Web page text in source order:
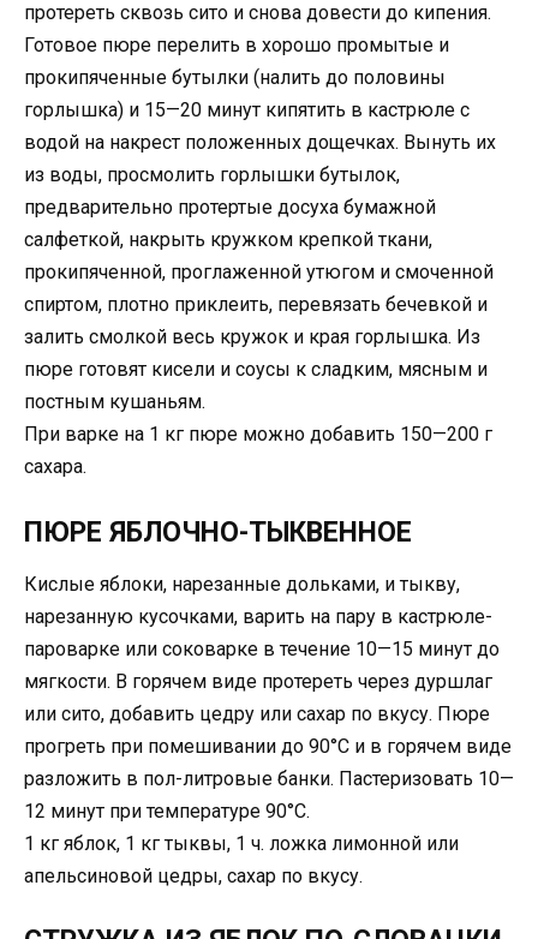
протереть сквозь сито и снова довести до кипения.
Готовое пюре перелить в хорошо промытые и
прокипяченные бутылки (налить до половины
горлышка) и 15—20 минут кипятить в кастрюле с
водой на накрест положенных дощечках. Вынуть их
из воды, просмолить горлышки бутылок,
предварительно протертые досуха бумажной
салфеткой, накрыть кружком крепкой ткани,
прокипяченной, проглаженной утюгом и смоченной
спиртом, плотно приклеить, перевязать бечевкой и
залить смолкой весь кружок и края горлышка. Из
пюре готовят кисели и соусы к сладким, мясным и
постным кушаньям.
При варке на 1 кг пюре можно добавить 150—200 г
сахара.
ПЮРЕ ЯБЛОЧНО-ТЫКВЕННОЕ
Кислые яблоки, нарезанные дольками, и тыкву,
нарезанную кусочками, варить на пару в кастрюле-
пароварке или соковарке в течение 10—15 минут до
мягкости. В горячем виде протереть через дуршлаг
или сито, добавить цедру или сахар по вкусу. Пюре
прогреть при помешивании до 90°С и в горячем виде
разложить в пол-литровые банки. Пастеризовать 10—
12 минут при температуре 90°С.
1 кг яблок, 1 кг тыквы, 1 ч. ложка лимонной или
апельсиновой цедры, сахар по вкусу.